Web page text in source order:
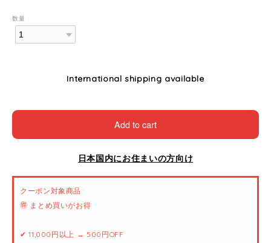
数量
International shipping available
Add to cart
日本国内にお住まいの方向け
クーポン対象商品
🉐 まとめ買いがお得
✔ 11,000円以上 → 500円OFF